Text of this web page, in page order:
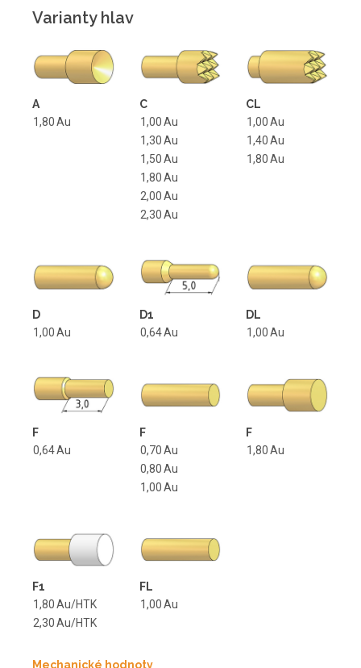
Varianty hlav
A
1,80Au
C
1,00Au
1,30Au
1,50Au
1,80Au
2,00Au
2,30Au
CL
1,00 Au
1,40 Au
1,80 Au
D
1,00Au
D1
0,64Au
DL
1,00 Au
F
0,64Au
F
0,70Au
0,80Au
1,00Au
F
1,80 Au
F1
1,80Au/HTK
2,30Au/HTK
FL
1,00Au
Mechanické hodnoty